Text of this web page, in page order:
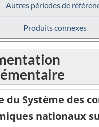
Autres périodes de
Produits connexes
du Système des
nationaux